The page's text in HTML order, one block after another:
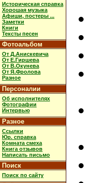
Историческая справка
Хорошая музыка
Афиши, постеры ...
Заметки
Книги
Тексты песен
Фотоальбом
От Д.Анискевича
От Е.Гиршева
От В.Окунева
От Я.Фролова
Разное
Персоналии
Об исполнителях
Фотографии
Интервью
Разное
Ссылки
Юр. справка
Комната смеха
Книга отзывов
Написать письмо
Поиск
Поиск по сайту